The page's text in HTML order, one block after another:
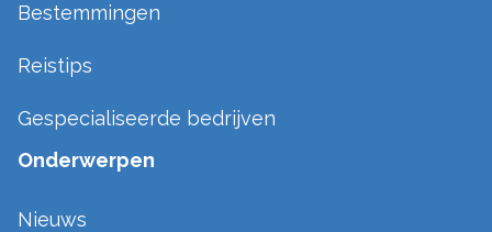
Bestemmingen
Reistips
Gespecialiseerde bedrijven
Onderwerpen
Nieuws